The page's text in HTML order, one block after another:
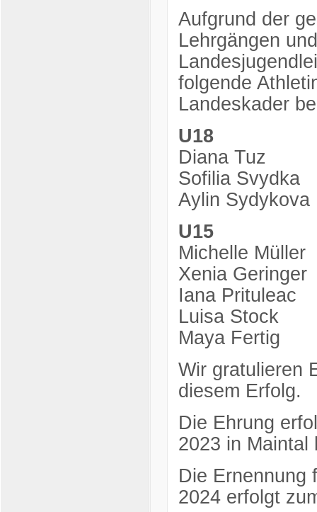
Aufgrund der
Lehrgängen
folgende
Landeskader
U18
Diana Tuz
Sofilia Svydka
Aylin Sydykova
U15
Michelle Müller
Xenia Geringer
Iana Prituleac
Luisa Stock
Maya Fertig
Wir gratulieren
diesem Erfolg.
Die Ehrung
2023 in Maintal
Die Ernennung
2024 erfolgt